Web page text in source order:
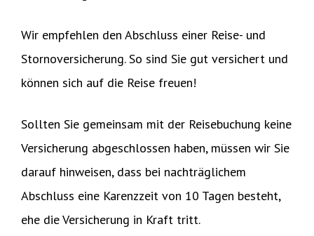
Wir empfehlen den Abschluss einer Reise- und
Stornoversicherung. So sind Sie gut versichert und
können sich auf die Reise freuen!
Sollten Sie gemeinsam mit der Reisebuchung keine
Versicherung abgeschlossen haben, müssen wir Sie
darauf hinweisen, dass bei nachträglichem
Abschluss eine Karenzzeit von 10 Tagen besteht,
ehe die Versicherung in Kraft tritt.